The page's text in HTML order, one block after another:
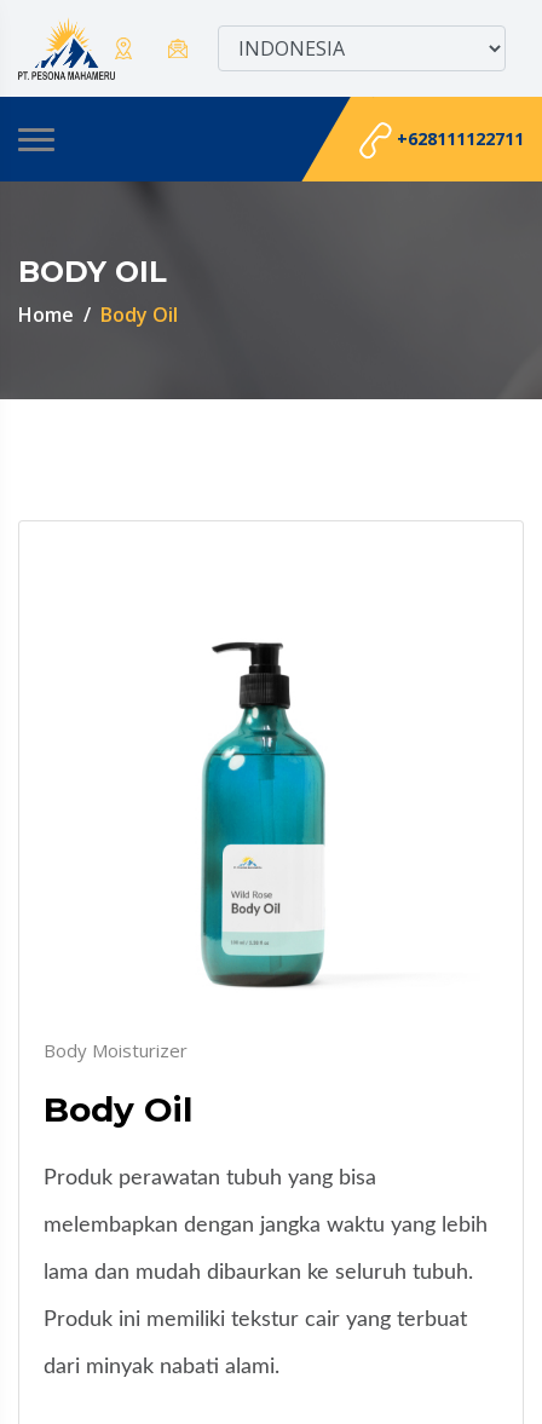
+628111122711
BODY OIL
Home Body Oil
Body Moisturizer
Body Oil
Produk perawatan tubuh yang bisa
melembapkan dengan jangka waktu yang lebih
lama dan mudah dibaurkan ke seluruh tubuh.
Produk ini memiliki tekstur cair yang terbuat
dari minyak nabati alami.